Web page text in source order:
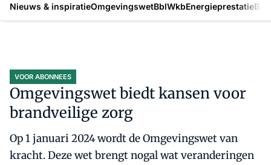
Nieuws & inspiratieOmgevingswetBblWkbEnergieprestatie
VOOR ABONNEES
Omgevingswet biedt kansen voor
brandveilige zorg
Op 1 januari 2024 wordt de Omgevingswet van
kracht. Deze wet brengt nogal wat veranderingen